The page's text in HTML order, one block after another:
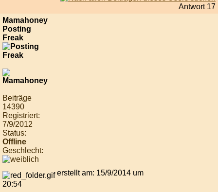
Antwort 17
Mamahoney
Posting
Freak
Beiträge
14390
Registriert:
7/9/2012
Status:
Offline
Geschlecht:
erstellt am: 15/9/2014 um
20:54